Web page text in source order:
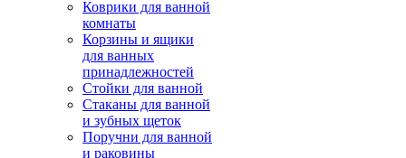
Коврики для ванной
комнаты
Корзины и ящики
для ванных
принадлежностей
Стойки для ванной
Стаканы для ванной
и зубных щеток
Поручни для ванной
и раковины